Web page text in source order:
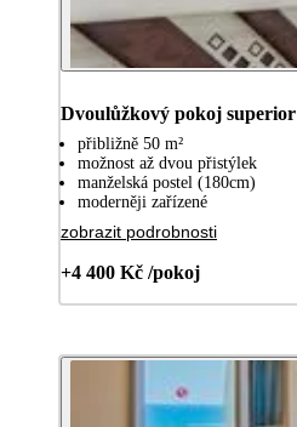
Dvoulůžkový pokoj superior
přibližně 50 m²
možnost až dvou přistýlek
manželská postel (180cm)
moderněji zařízené
zobrazit podrobnosti
+4 400 Kč /pokoj